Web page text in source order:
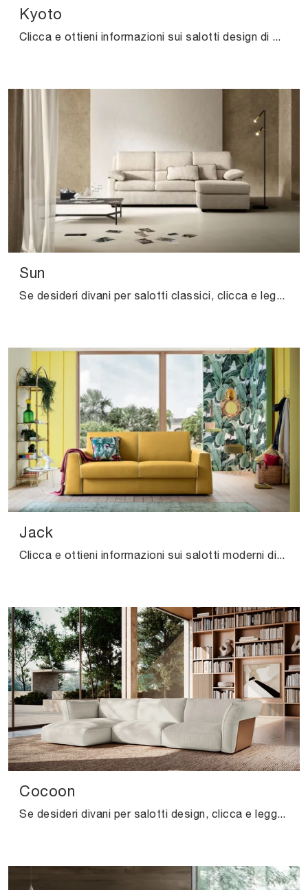
Kyoto
Sun
Se desideri divani per salotti classici, clicca e leggi di più sul modello Sun in tessuto della firma Samoa.
Jack
Clicca e ottieni informazioni sui salotti moderni di Felis! Vari modelli di divani, come Jack, ti attendono.
Cocoon
Se desideri divani per salotti design, clicca e leggi di più sul modello Cocoon in tessuto del brand Felis.